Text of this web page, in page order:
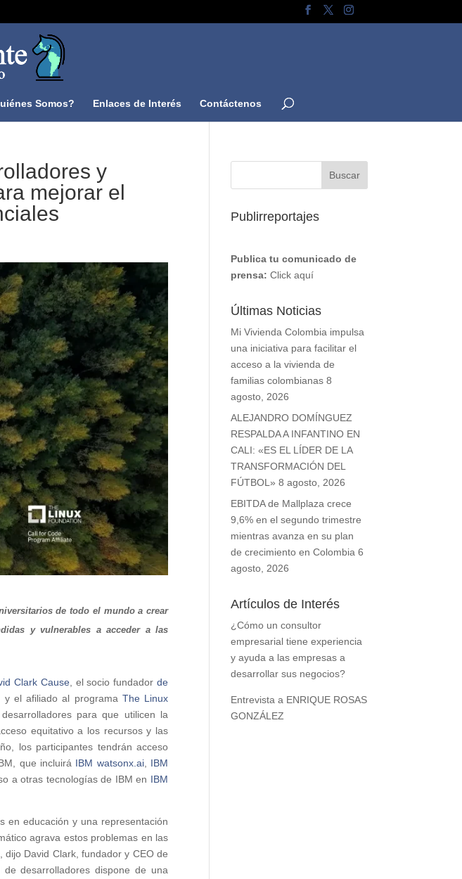
Somos? Enlaces de Interés Contáctenos
y
mejorar el
de todo el mundo a crear
y vulnerables a acceder a las
Clark Cause, el socio fundadorde
y el afiliado al programa The Linux
para que utilicen la
equitativo a los recursos y las
los participantes tendrán acceso
que incluirá IBM watsonx.ai, IBM
a otras tecnologías de IBM en IBM
en educación y una representación
agrava estos problemas en las
David Clark, fundador y CEO de
desarrolladores dispone de una
Publirreportajes
Publica tu comunicado de
prensa: Click aquí
Últimas Noticias
Mi Vivienda Colombia impulsa
una iniciativa para facilitar el
acceso a la vivienda de
familias colombianas 8
agosto, 2026
ALEJANDRO DOMÍNGUEZ
RESPALDA A INFANTINO EN
CALI: «ES EL LÍDER DE LA
TRANSFORMACIÓN DEL
FÚTBOL» 8 agosto, 2026
EBITDA de Mallplaza crece
9,6% en el segundo trimestre
mientras avanza en su plan
de crecimiento en Colombia 6
agosto, 2026
Artículos de Interés
¿Cómo un consultor
empresarial tiene experiencia
y ayuda a las empresas a
desarrollar sus negocios?
Entrevista a ENRIQUE ROSAS
GONZÁLEZ